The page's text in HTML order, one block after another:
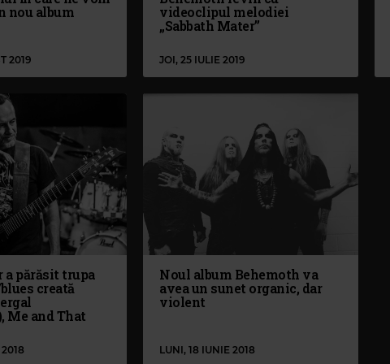
nou album
2019
videoclipul melodiei
„Sabbath Mater”
JOI, 25 IULIE 2019
a părăsit trupa
creată
Me and That
Noul album Behemoth va
avea un sunet organic, dar
violent
LUNI, 18 IUNIE 2018